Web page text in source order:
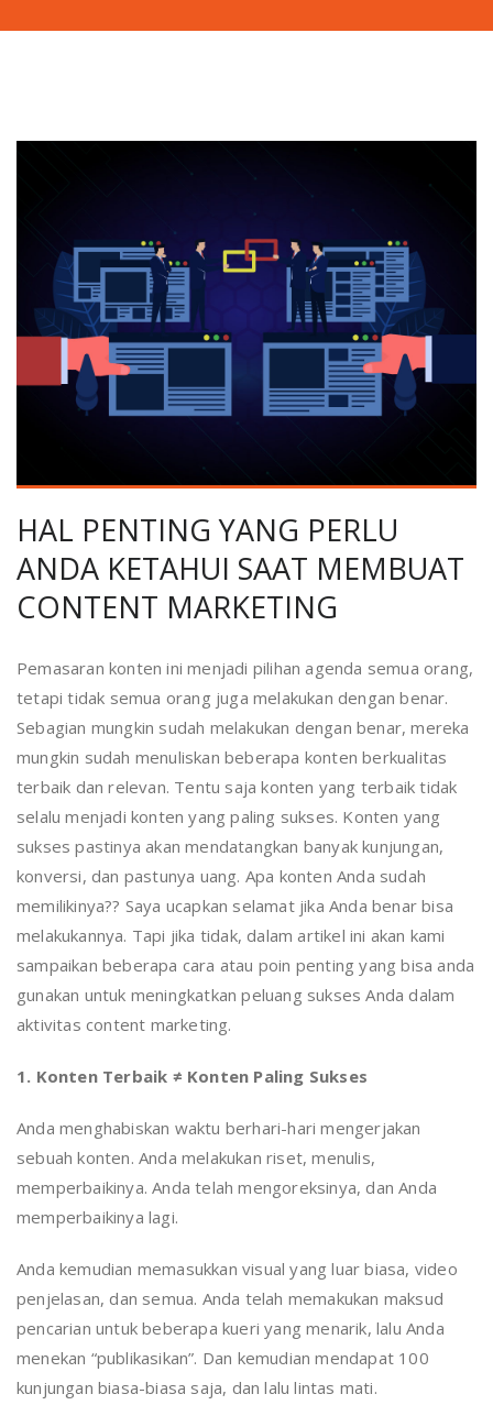
HAL PENTING YANG PERLU
ANDA KETAHUI SAAT MEMBUAT
CONTENT MARKETING
Pemasaran konten ini menjadi pilihan agenda semua orang,
tetapi tidak semua orang juga melakukan dengan benar.
Sebagian mungkin sudah melakukan dengan benar, mereka
mungkin sudah menuliskan beberapa konten berkualitas
terbaik dan relevan. Tentu saja konten yang terbaik tidak
selalu menjadi konten yang paling sukses. Konten yang
sukses pastinya akan mendatangkan banyak kunjungan,
konversi, dan pastunya uang. Apa konten Anda sudah
memilikinya?? Saya ucapkan selamat jika Anda benar bisa
melakukannya. Tapi jika tidak, dalam artikel ini akan kami
sampaikan beberapa cara atau poin penting yang bisa anda
gunakan untuk meningkatkan peluang sukses Anda dalam
aktivitas content marketing.
1. Konten Terbaik ≠ Konten Paling Sukses
Anda menghabiskan waktu berhari-hari mengerjakan
sebuah konten. Anda melakukan riset, menulis,
memperbaikinya. Anda telah mengoreksinya, dan Anda
memperbaikinya lagi.
Anda kemudian memasukkan visual yang luar biasa, video
penjelasan, dan semua. Anda telah memakukan maksud
pencarian untuk beberapa kueri yang menarik, lalu Anda
menekan “publikasikan”. Dan kemudian mendapat 100
kunjungan biasa-biasa saja, dan lalu lintas mati.